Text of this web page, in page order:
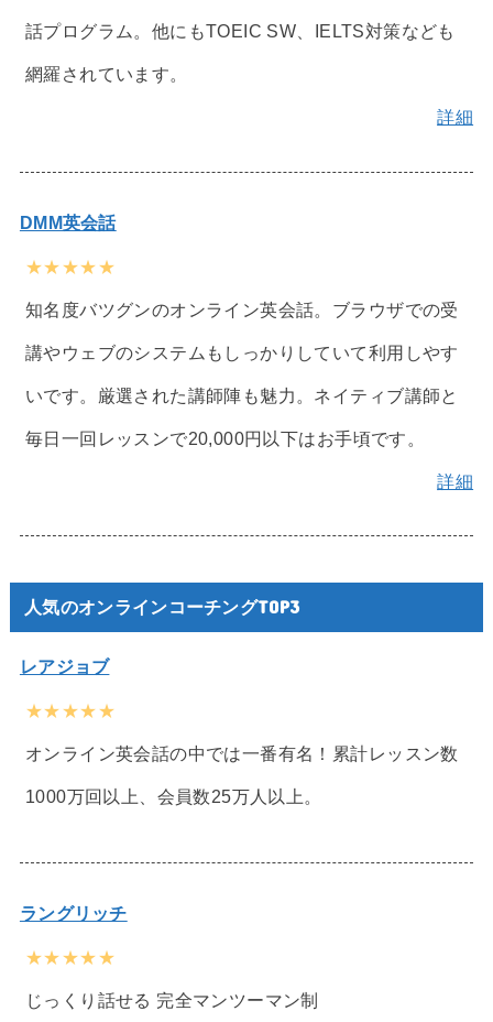
話プログラム。他にもTOEIC SW、IELTS対策なども
網羅されています。
詳細
DMM英会話
★★★★★
知名度バツグンのオンライン英会話。ブラウザでの受
講やウェブのシステムもしっかりしていて利用しやす
いです。厳選された講師陣も魅力。ネイティブ講師と
毎日一回レッスンで20,000円以下はお手頃です。
詳細
人気のオンラインコーチングTOP3
レアジョブ
★★★★★
オンライン英会話の中では一番有名！累計レッスン数
1000万回以上、会員数25万人以上。
ラングリッチ
★★★★★
じっくり話せる 完全マンツーマン制